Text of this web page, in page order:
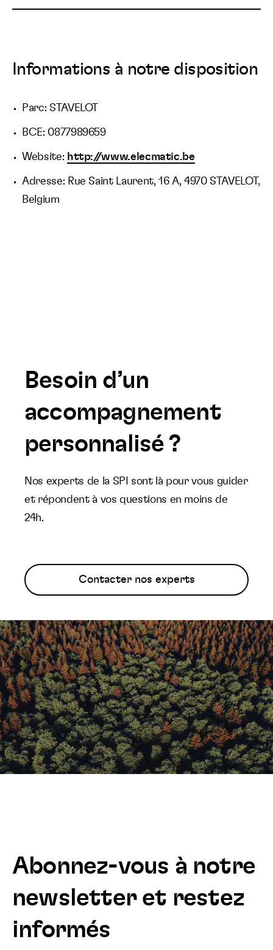
Informations à notre disposition
Parc: STAVELOT
BCE: 0877989659
Website: http://www.elecmatic.be
Adresse: Rue Saint Laurent, 16 A, 4970 STAVELOT,
Belgium
Besoin d’un
accompagnement
personnalisé ?
Nos experts de la SPI sont là pour vous guider
et répondent à vos questions en moins de
24h.
Contacter nos experts
Abonnez-vous à notre
newsletter et restez
informés